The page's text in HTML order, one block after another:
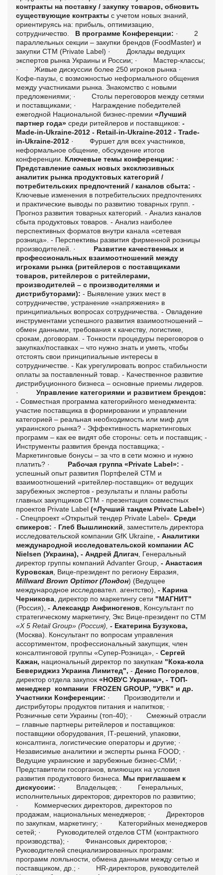
контракты на поставку / закупку товаров, обновить
существующие контракты с учетом новых знаний,
ориентируясь на: прибыль, оптимизацию,
сотрудничество. В программе Конференции: · 2
параллельных секции – закупки брендов (FoodMaster) и
закупки СТМ (Private Label) · Доклады ведущих
экспертов рынка Украины и России; · Мастер-классы;
· Живые дискуссии более 250 игроков рынка ·
Кофе-паузы, с возможностью неформального общения
между участниками рынка. Знакомство с новыми
предложениями; · Столы переговоров между сетями
и поставщиками; · Награждение победителей
ежегодной Национальной бизнес-премии «Лучший
партнер года» среди ритейлеров и поставщиков: -
Made-in-Ukraine-2012 - Retail-in-Ukraine-2012 - Trade-
in-Ukraine-2012 · Фуршет для всех участников,
неформальное общение, обсуждение итогов
конференции.
Ключевые темы конференции: ·
Представление самых новых эксклюзивных
аналитик рынка продуктовых категорий /
потребительских предпочтений / каналов сбыта: -
Ключевые изменения в потребительских предпочтениях
и практические выводы по развитию товарных групп. -
Прогноз развития товарных категорий. - Анализ каналов
сбыта продуктовых товаров. - Анализ наиболее
перспективных форматов внутри канала «сетевая
розница». - Перспективы развития фирменной розницы
производителей.
· Развитие качественных и
профессиональных взаимоотношений между
игроками рынка (ритейлеров с поставщиками
товаров, ритейлеров с ритейлерами,
производителей – с производителями и
дистрибуторами): - Выявление узких мест в
сотрудничестве, устранение «напряжения» в
принципиальных вопросах сотрудничества. - Овладение
инструментами успешного развития взаимоотношений –
обмен данными, требования к качеству, логистике,
срокам, договорам. - Тонкости процедуры переговоров о
закупках/поставках – что нужно знать и уметь, чтобы
отстоять свои принципиальные интересы в
сотрудничестве. - Как урегулировать вопрос стабильности
оплаты за поставленный товар. - Качественное развитие
дистрибуционного бизнеса – основные приемы лидеров.
· Управление категориями и развитием брендов:
- Совместная программа категорийного менеджмента:
участие поставщика в формировании и управлении
категорией – реальная необходимость или миф для
украинского рынка? - Эффективность маркетинговых
программ – как ее видят обе стороны: сеть и поставщик; -
Инструменты развития бренда поставщика; -
Маркетинговые бонусы – за что в сети можно и нужно
платить? · Рабочая группа «Private Label»: -
успешный опыт развития Портфелей СТМ и
взаимоотношений «ритейлер-поставщик» от ведущих
зарубежных экспертов - результаты и планы работы
главных закупщиков СТМ - презентация совместных
проектов Private Label («Лучший тандем Private Label»)
- Спецпроект «Открытый тендер Private Label». Среди
спикеров: - Глеб Вышлинский , заместитель директора
исследовательской компании GfK Ukraine, - Аналитики
международной исследовательской компании AC
Nielsen (Украина), - Андрей Длигач , Генеральный
директор группы компаний Advanter Group, - Анастасия
Куровская , Вице-президент по региону Евразия,
Millward Brown Optimor (Лондон) (Ведущее
международное исследовател. агентство), - Карина
Черникова , директор по маркетингу сети "МАГНИТ"
(Россия), - Александр Анфиногенов , Консультант по
стратегическому маркетингу, Экс Вице-президентпо СТМ
«X5 RetailGroup» (Россия), - Екатерина Бузукова,
(Москва). Консультант по вопросам управления
ассортиментом, профессиональный закупщик, член
консалтинговой группы «Супер-Розница», - Сергей
Кажан, национальный директор по закупкам "Кока-кола
Бевериджиз Украина Лимитед", - Денис Погорелов
директор отдела закупок «НОВУС Украина», - ТОП-
менеджер компании
FROZEN GROUP, "УВК" и др.
Участники Конференции: · Производители и
дистрибуторы продуктов питания и напитков; ·
Розничные сети Украины (топ-40); · Смежный отрасли
– главные партнеры ритейлеров и поставщиков:
поставщики оборудования, IТ-решений, упаковки,
консалтинга, логистические операторы и другие; ·
Независимые аналитики и эксперты рынка FOOD; ·
Ведущие украинские и зарубежные бизнес-СМИ; ·
Представители госорганов, влияющих на условия
развития продуктового бизнеса.
Мы приглашаем к
дискуссии: · Владельцев; · Генеральных,
исполнительных директоров; директоров по развитию;
· Коммерческих директоров, директоров по
продажам, национальных менеджеров; · Директоров
по закупкам, маркетингу; · Категорийных менеджеров
сетей; · Руководителей отделов СТМ (контрактного
производства); · Финансовых директоров; ·
Руководителей специализированных программ:
программ лояльности, обмена данными между сетью и
поставщиком, др.; · HR-директоров, руководителей